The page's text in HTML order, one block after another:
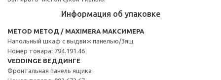
Информация об упаковке
METOD МЕТОД / MAXIMERA МАКСИМЕРА
Напольный шкаф с выдвиж панелью/3ящ
Номер товара: 794.191.46
VEDDINGE ВЕДДИНГЕ
Фронтальная панель ящика